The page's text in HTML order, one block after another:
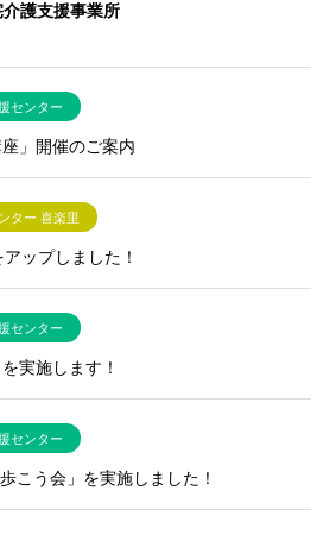
介護支援事業所
センター
」開催のご案内
ター 喜楽里
ップしました！
センター
実施します！
センター
こう会」を実施しました！